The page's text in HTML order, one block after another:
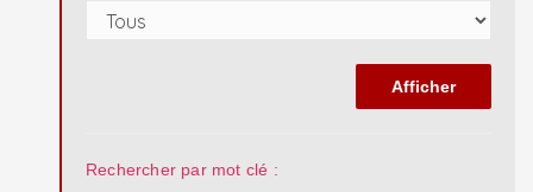
Rechercher par mot clé :